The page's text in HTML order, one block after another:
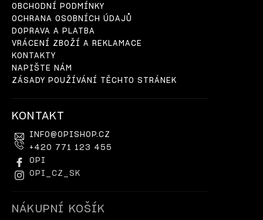
OBCHODNÍ PODMÍNKY
OCHRANA OSOBNÍCH ÚDAJŮ
DOPRAVA A PLATBA
VRÁCENÍ ZBOŽÍ A REKLAMACE
KONTAKTY
NAPIŠTE NÁM
ZÁSADY POUŽÍVÁNÍ TĚCHTO STRÁNEK
KONTAKT
INFO@OPISHOP.CZ
+420 771 123 455
OPI
OPI_CZ_SK
NÁKUPNÍ KOŠÍK